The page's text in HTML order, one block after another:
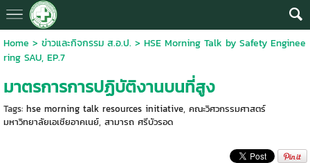
Home > ข่าวและกิจกรรม ส.อ.ป. > HSE Morning Talk by Safety Enginee
ring SAU, EP.7
มาตรการการปฏิบัติงานบนที่สูง
Tags: hse morning talk resources initiative, คณะวิศวกรรมศาสตร์
มหาวิทยาลัยเอเชียอาคเนย์, สามารถ ศรีบัวรอด